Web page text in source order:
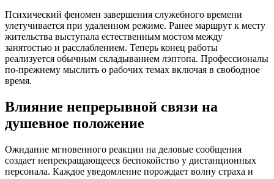
Психический феномен завершения служебного времени
улетучивается при удаленном режиме. Ранее маршрут к месту
жительства выступала естественным мостом между
занятостью и расслаблением. Теперь конец работы
реализуется обычным складыванием лэптопа. Профессионалы
по-прежнему мыслить о рабочих темах включая в свободное
время.
Влияние непрерывной связи на
душевное положение
Ожидание мгновенного реакции на деловые сообщения
создает непрекращающееся беспокойство у дистанционных
персонала. Каждое уведомление порождает волну страха и